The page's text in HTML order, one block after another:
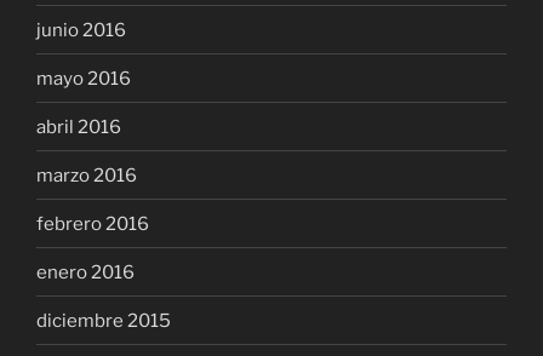
junio 2016
mayo 2016
abril 2016
marzo 2016
febrero 2016
enero 2016
diciembre 2015